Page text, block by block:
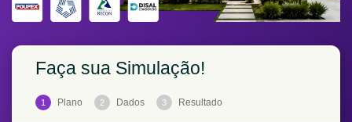
Faça sua Simulação!
1 Plano 2 Dados 3 Resultado